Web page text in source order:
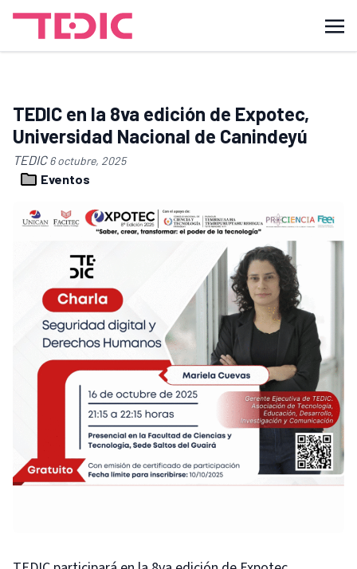
TEDIC en la 8va edición de Expotec,
Universidad Nacional de Canindeyú
TEDIC6 octubre, 2025
Eventos